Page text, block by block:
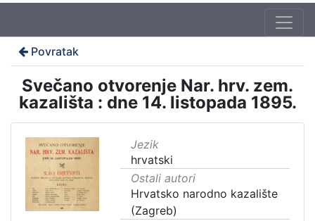
Povratak
Svečano otvorenje Nar. hrv. zem.
kazališta : dne 14. listopada 1895.
Jezik
hrvatski
Ostali autori
Hrvatsko narodno kazalište
(Zagreb)